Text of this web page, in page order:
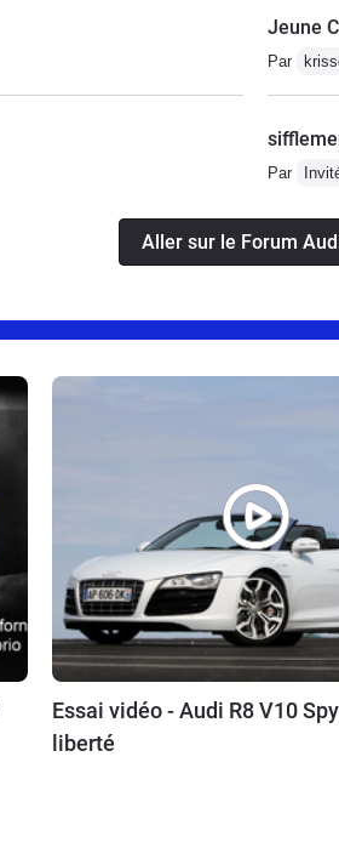
Jeune
Par
Par
Aller sur le Forum
Essai vidéo - Audi R8 V10
liberté